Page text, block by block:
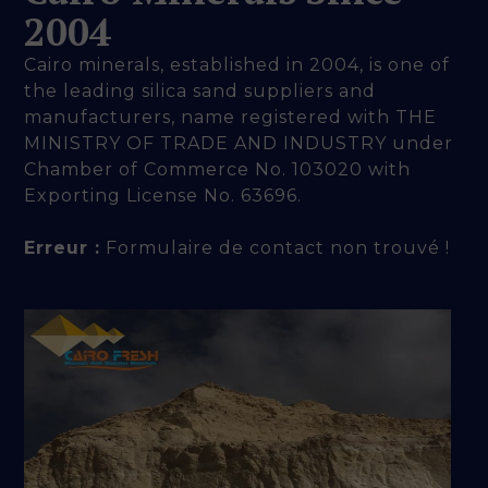
2004
Cairo minerals, established in 2004, is one of
the leading silica sand suppliers and
manufacturers, name registered with THE
MINISTRY OF TRADE AND INDUSTRY under
Chamber of Commerce No. 103020 with
Exporting License No. 63696.
Erreur : Formulaire de contact non trouvé !